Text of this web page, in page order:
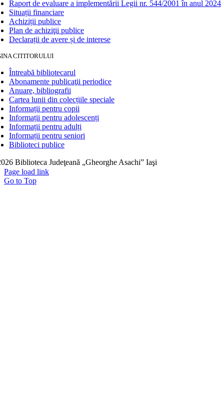
Raport de evaluare a implementării Legii nr. 544/2001 în anul 2024
Situații financiare
Achiziții publice
Plan de achiziţii publice
Declarații de avere și de interese
CITITORULUI
Întreabă bibliotecarul
Abonamente publicaţii periodice
Anuare, bibliografii
Cartea lunii din colecțiile speciale
Informații pentru copii
Informații pentru adolescenți
Informații pentru adulți
Informații pentru seniori
Biblioteci publice
Biblioteca Judeţeană „Gheorghe Asachi” Iaşi
Page load link
Go to Top